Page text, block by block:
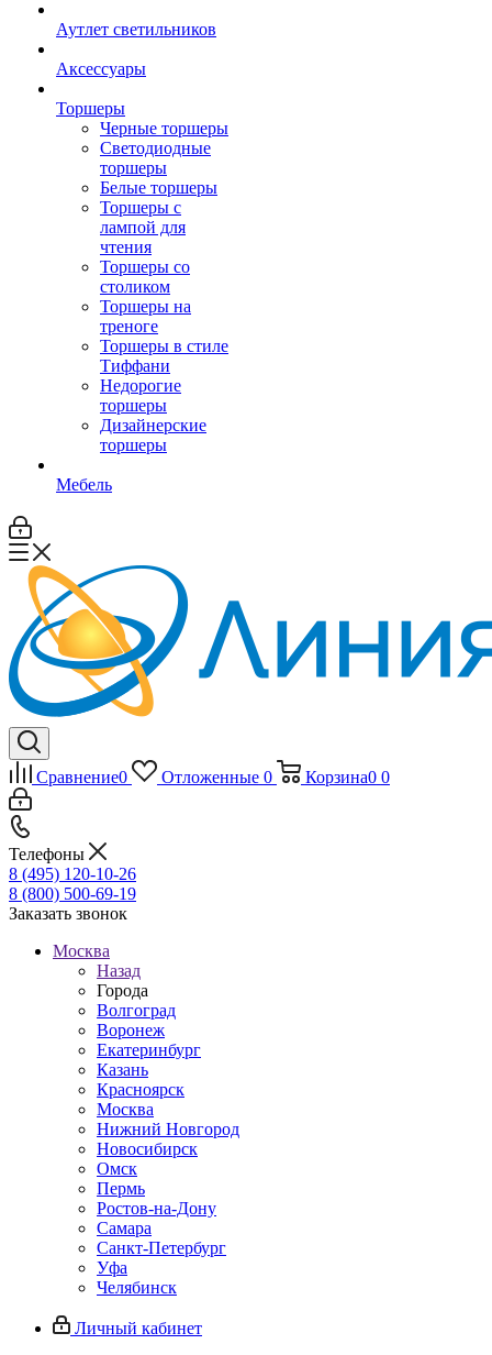
Аутлет светильников
Аксессуары
Торшеры
Черные торшеры
Светодиодные
торшеры
Белые торшеры
Торшеры с
лампой для
чтения
Торшеры со
столиком
Торшеры на
треноге
Торшеры в стиле
Тиффани
Недорогие
торшеры
Дизайнерские
торшеры
Мебель
Сравнение0 Отложенные 0 Корзина0 0
Телефоны
8 (495) 120-10-26
8 (800) 500-69-19
Заказать звонок
Москва
Назад
Города
Волгоград
Воронеж
Екатеринбург
Казань
Красноярск
Москва
Нижний Новгород
Новосибирск
Омск
Пермь
Ростов-на-Дону
Самара
Санкт-Петербург
Уфа
Челябинск
Личный кабинет